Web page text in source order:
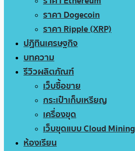
ราคา Dogecoin
ราคา Ripple (XRP)
ปฏิทินเศรษฐกิจ
บทความ
รีวิวผลิตภัณฑ์
เว็บซื้อขาย
กระเป๋าเก็บเหรียญ
เครื่องขุด
เว็บขุดแบบ Cloud Mining
ห้องเรียน